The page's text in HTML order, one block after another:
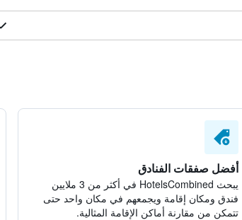
أفضل صفقات الفنادق
يبحث HotelsCombined في أكثر من 3 ملايين
فندق ومكان إقامة ويجمعهم في مكان واحد حتى
تتمكن من مقارنة أماكن الإقامة المثالية.